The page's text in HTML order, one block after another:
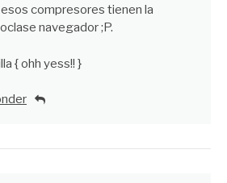
compresores tienen la
navegador ;P.
{ ohh yess!! }